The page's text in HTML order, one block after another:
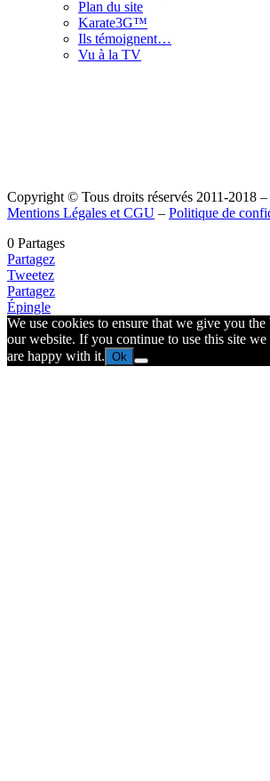
Plan du site
Karate3G™
Ils témoignent…
Vu à la TV
Copyright © Tous droits réservés 2011-2018
Mentions Légales et CGU – Politique de
0 Partages
Partagez
Tweetez
Partagez
Épingle
We use cookies to ensure that we give you the
our website. If you continue to use this site
are happy with it. Ok